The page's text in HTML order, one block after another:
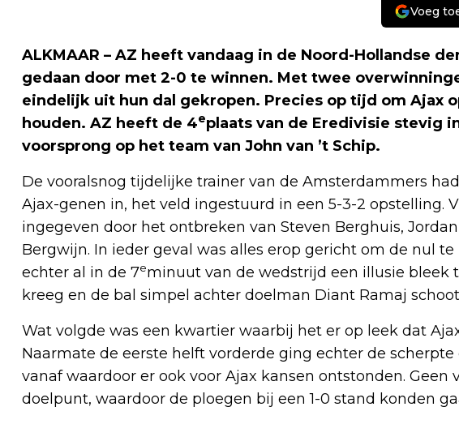
Voeg
ALKMAAR – AZ heeft vandaag in de Noord-Hollandse
gedaan door met 2-0 te winnen. Met twee
eindelijk uit hun dal gekropen. Precies op tijd om Ajax
houden. AZ heeft de 4eplaats van de Eredivisie stevig
voorsprong op het team van John van ’t Schip.
De vooralsnog tijdelijke trainer van de Amsterdammers
Ajax-genen in, het veld ingestuurd in een 5-3-2 opstelling.
ingegeven door het ontbreken van Steven Berghuis,
Bergwijn. In ieder geval was alles erop gericht om de nul
echter al in de 7eminuut van de wedstrijd een illusie bleek
kreeg en de bal simpel achter doelman Diant Ramaj
Wat volgde was een kwartier waarbij het er op leek dat
Naarmate de eerste helft vorderde ging echter de
vanaf waardoor er ook voor Ajax kansen ontstonden.
doelpunt, waardoor de ploegen bij een 1-0 stand konden